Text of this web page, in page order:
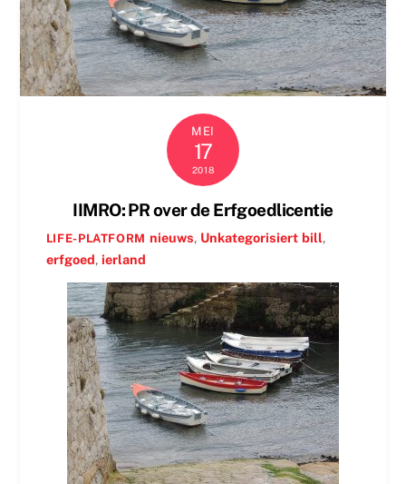
MEI
17
2018
IIMRO: PR over de Erfgoedlicentie
LIFE-PLATFORM nieuws, Unkategorisiert bill,
erfgoed, ierland